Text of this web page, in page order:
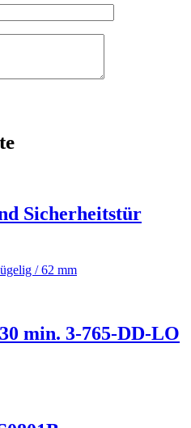
Sicherheitstür
/ 62 mm
min. 3-765-DD-LO